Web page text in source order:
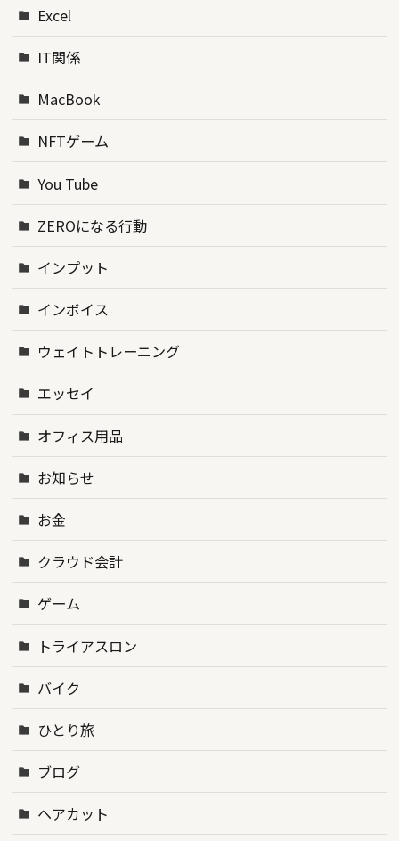
Excel
IT関係
MacBook
NFTゲーム
You Tube
ZEROになる行動
インプット
インボイス
ウェイトトレーニング
エッセイ
オフィス用品
お知らせ
お金
クラウド会計
ゲーム
トライアスロン
バイク
ひとり旅
ブログ
ヘアカット